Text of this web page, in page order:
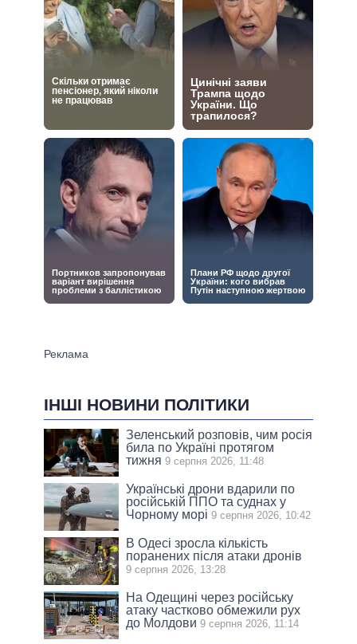
ІНШІ НОВИНИ ПОЛІТИКИ
Зеленський розповів, чим росія
била по Україні протягом
тижня 9 серпня 2026, 11:48
Українські дрони вдарили по
російській ППО та суднах у
Чорному морі 9 серпня 2026, 10:42
В Одесі зросла кількість
поранених після атаки дронів
9 серпня 2026, 13:28
На Одещині через російську
атаку частково обмежили рух
до Молдови 9 серпня 2026, 11:14